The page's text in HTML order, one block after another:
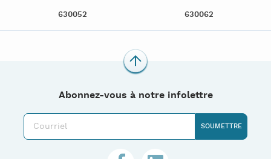
630052 630062
Abonnez-vous à notre infolettre